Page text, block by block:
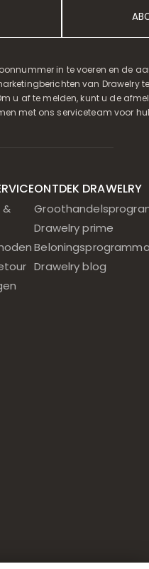
in te voeren en de
van Drawelry
u af te melden, kunt u de
met ons serviceteam voor
&
ONTDEK DRAWELRY
Drawelry prime
Drawelry blog